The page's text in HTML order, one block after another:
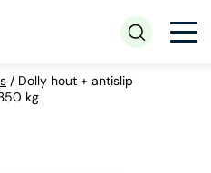
/ Dolly hout + antislip
kg